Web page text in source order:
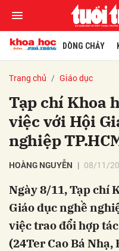
DÒNG CHẢY
Trang chủ Giáo dục
Tạp chí Khoa
việc với Hội
nghiệp
HOÀNG NGUYỄN 08/11/
Ngày 8/11, Tạp chí
Giáo dục nghề
việc trao đổi hợp
(24Ter Cao Bá